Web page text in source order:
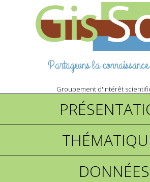
Partageons la
Groupement d'intérêt
DONNÉES